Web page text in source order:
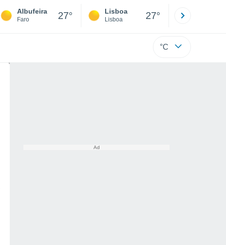
Albufeira
Faro 27° Lisboa
Lisboa 27°
°C